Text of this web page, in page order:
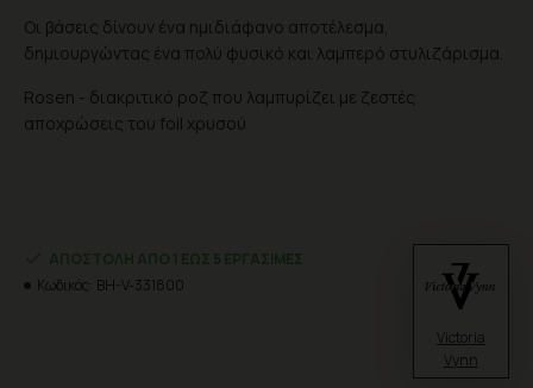
Οι βάσεις δίνουν ένα ημιδιάφανο αποτέλεσμα,
δημιουργώντας ένα πολύ φυσικό και λαμπερό στυλιζάρισμα.
Rosen - διακριτικό ροζ που λαμπυρίζει με ζεστές
αποχρώσεις του foil χρυσού
ΑΠΟΣΤΟΛΉ ΑΠΌ 1 ΈΩΣ 5 ΕΡΓΆΣΙΜΕΣ
Κωδικός: BH-V-331800
Victoria
Vynn